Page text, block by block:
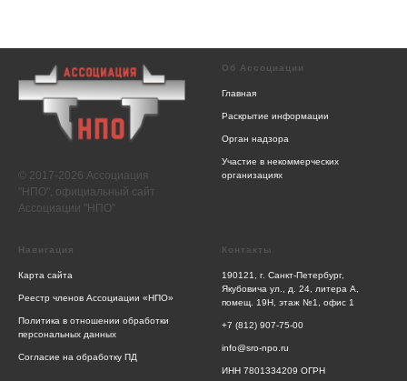
© 2017-2026 Ассоциация
"НПО", официальный сайт
Ассоциации "НПО"
Об Ассоциации
Главная
Раскрытие информации
Орган надзора
Участие в некоммерческих
организациях
Навигация
Карта сайта
Реестр членов Ассоциации «НПО»
Политика в отношении обработки
персональных данных
Согласие на обработку ПД
Контакты
190121, г. Санкт-Петербург,
Якубовича ул., д. 24, литера А,
помещ. 19Н, этаж №1, офис 1
+7 (812) 907-75-00
info@sro-npo.ru
ИНН 7801334209 ОГРН